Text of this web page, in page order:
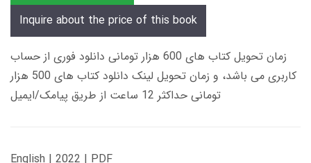
Inquire about the price of this book
زمان تحویل کتاب های 600 هزار تومانی دانلود فوری از حساب
کاربری می باشد، و زمان تحویل لینک دانلود کتاب های 500 هزار
تومانی حداکثر 12 ساعت از طریق پیامک/ایمیل
English | 2022 | PDF